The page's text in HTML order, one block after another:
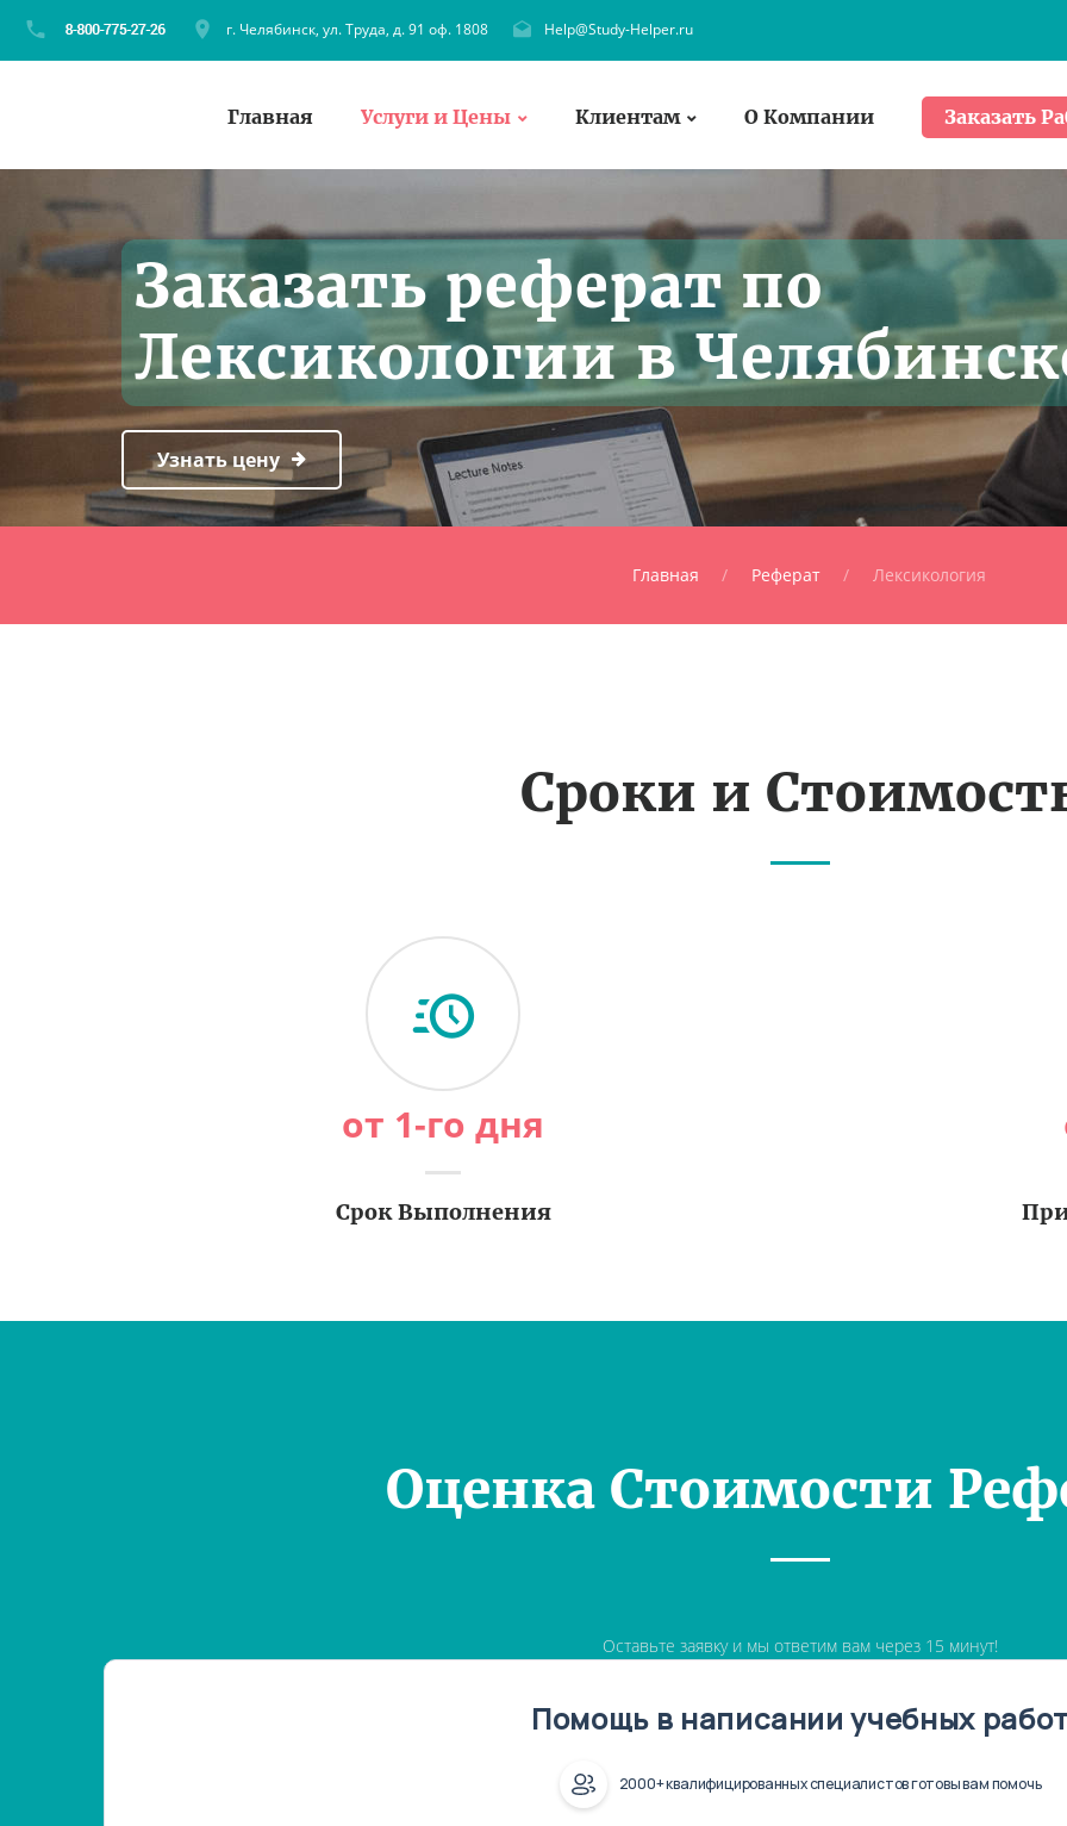
г. Челябинск, ул. Труда, д. 91 оф. 1808 Help@Study-Helper.ru
Главная Услуги и Цены Клиентам О Компании Заказать
Заказать реферат по
Лексикологии в
Узнать цену
Главная Реферат Лексикология
Сроки и
от 1-го дня
Срок Выполнения
Оценка Стоимости
Оставьте заявку и мы ответим вам через 15 минут!
Помощь в написании учебных
2000+ квалифицированных специалистов готовы вам помочь